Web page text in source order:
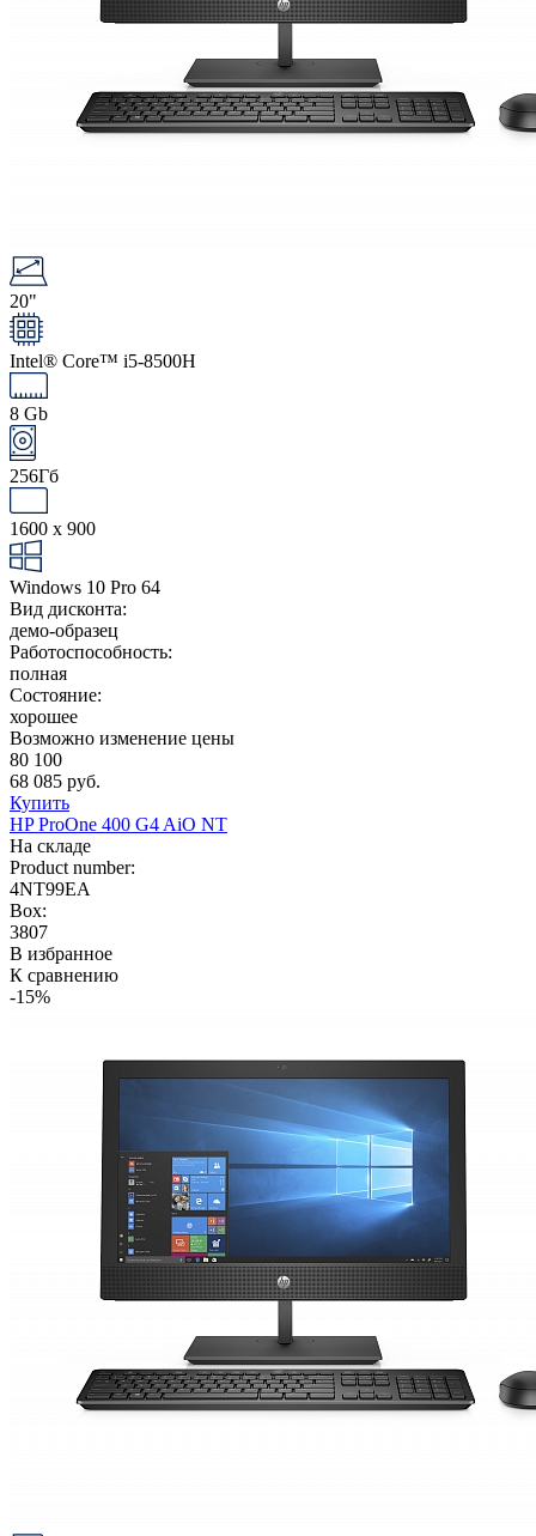
20"
Intel® Core™ i5-8500H
8 Gb
256Гб
1600 x 900
Windows 10 Pro 64
Вид дисконта:
демо-образец
Работоспособность:
полная
Состояние:
хорошее
Возможно изменение цены
80 100
68 085 руб.
Купить
HP ProOne 400 G4 AiO NT
На складе
Product number:
4NT99EA
Box:
3807
В избранное
К сравнению
-15%